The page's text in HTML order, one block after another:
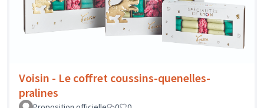
Voisin - Le coffret coussins-quenelles-
pralines